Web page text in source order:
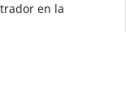
en la